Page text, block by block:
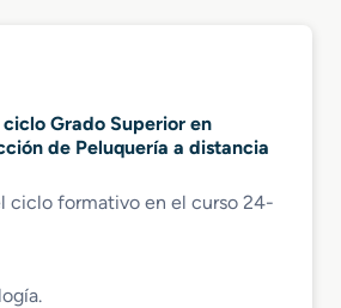
Grado Superior en
de Peluquería a distancia
ciclo formativo en el curso 24-